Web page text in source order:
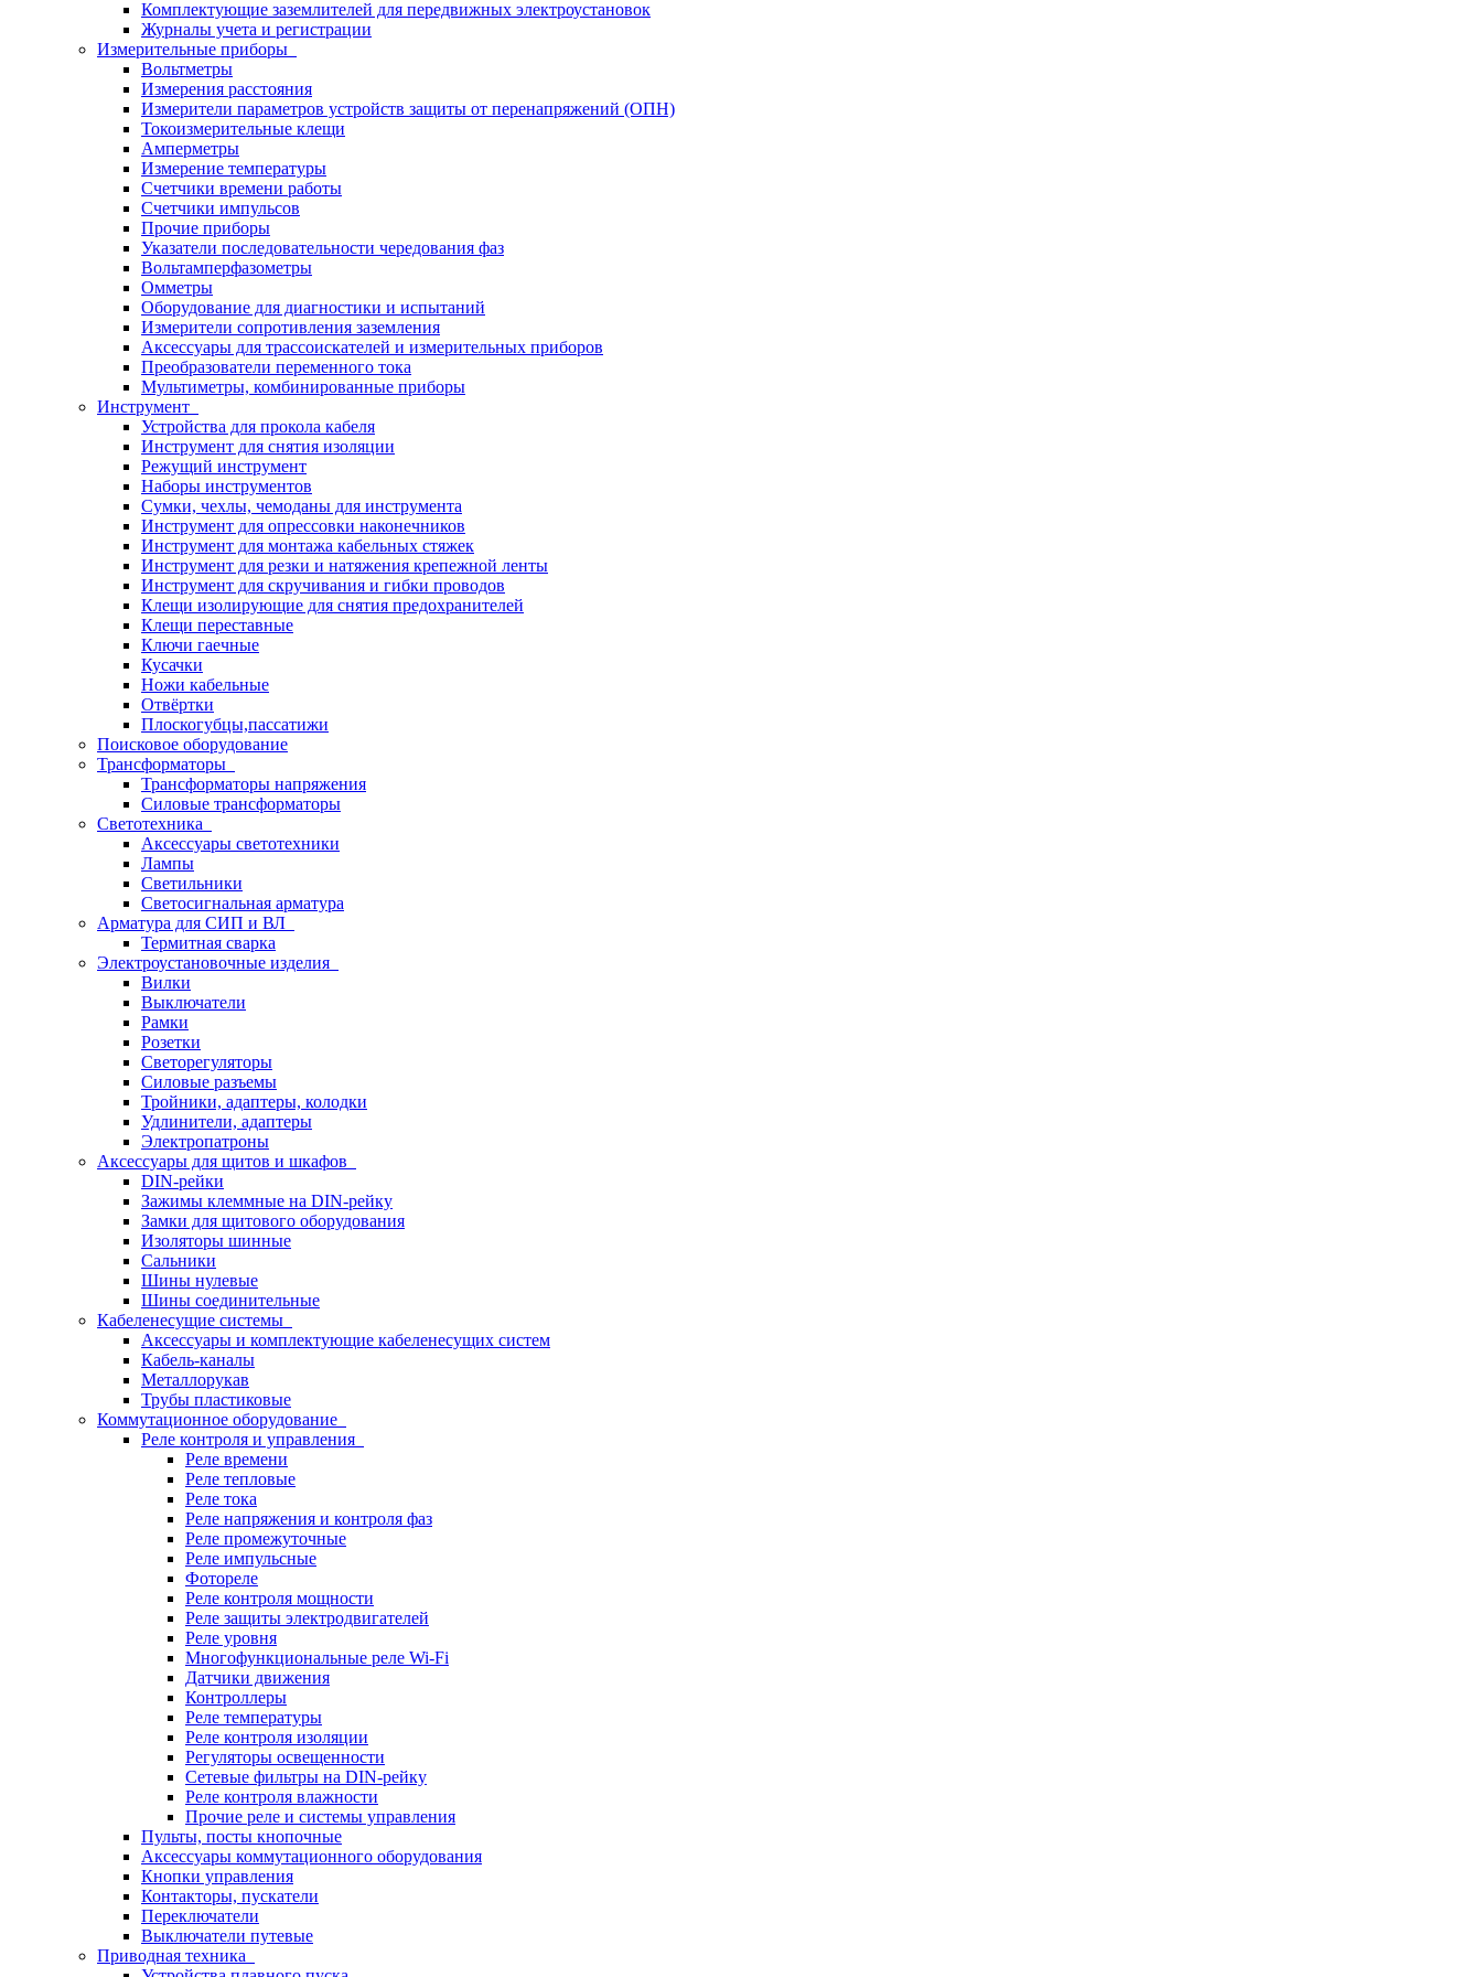
Комплектующие заземлителей для передвижных электроустановок
Журналы учета и регистрации
Измерительные приборы
Вольтметры
Измерения расстояния
Измерители параметров устройств защиты от перенапряжений (ОПН)
Токоизмерительные клещи
Амперметры
Измерение температуры
Счетчики времени работы
Счетчики импульсов
Прочие приборы
Указатели последовательности чередования фаз
Вольтамперфазометры
Омметры
Оборудование для диагностики и испытаний
Измерители сопротивления заземления
Аксессуары для трассоискателей и измерительных приборов
Преобразователи переменного тока
Мультиметры, комбинированные приборы
Инструмент
Устройства для прокола кабеля
Инструмент для снятия изоляции
Режущий инструмент
Наборы инструментов
Сумки, чехлы, чемоданы для инструмента
Инструмент для опрессовки наконечников
Инструмент для монтажа кабельных стяжек
Инструмент для резки и натяжения крепежной ленты
Инструмент для скручивания и гибки проводов
Клещи изолирующие для снятия предохранителей
Клещи переставные
Ключи гаечные
Кусачки
Ножи кабельные
Отвёртки
Плоскогубцы,пассатижи
Поисковое оборудование
Трансформаторы
Трансформаторы напряжения
Силовые трансформаторы
Светотехника
Аксессуары светотехники
Лампы
Светильники
Светосигнальная арматура
Арматура для СИП и ВЛ
Термитная сварка
Электроустановочные изделия
Вилки
Выключатели
Рамки
Розетки
Светорегуляторы
Силовые разъемы
Тройники, адаптеры, колодки
Удлинители, адаптеры
Электропатроны
Аксессуары для щитов и шкафов
DIN-рейки
Зажимы клеммные на DIN-рейку
Замки для щитового оборудования
Изоляторы шинные
Сальники
Шины нулевые
Шины соединительные
Кабеленесущие системы
Аксессуары и комплектующие кабеленесущих систем
Кабель-каналы
Металлорукав
Трубы пластиковые
Коммутационное оборудование
Реле контроля и управления
Реле времени
Реле тепловые
Реле тока
Реле напряжения и контроля фаз
Реле промежуточные
Реле импульсные
Фотореле
Реле контроля мощности
Реле защиты электродвигателей
Реле уровня
Многофункциональные реле Wi-Fi
Датчики движения
Контроллеры
Реле температуры
Реле контроля изоляции
Регуляторы освещенности
Сетевые фильтры на DIN-рейку
Реле контроля влажности
Прочие реле и системы управления
Пульты, посты кнопочные
Аксессуары коммутационного оборудования
Кнопки управления
Контакторы, пускатели
Переключатели
Выключатели путевые
Приводная техника